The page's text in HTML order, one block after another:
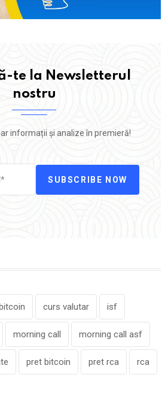
te la Newsletterul
nostru
informații și analize în premieră!
SUBSCRIBE NOW
curs valutar isf
morning call morning call asf
pret bitcoin pret rca rca